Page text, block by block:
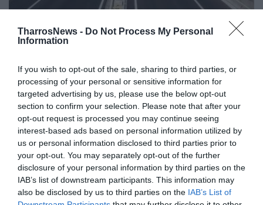
TharrosNews - Do Not Process My Personal
Information
If you wish to opt-out of the sale, sharing to third parties, or
processing of your personal or sensitive information for
targeted advertising by us, please use the below opt-out
section to confirm your selection. Please note that after your
opt-out request is processed you may continue seeing
interest-based ads based on personal information utilized by
us or personal information disclosed to third parties prior to
your opt-out. You may separately opt-out of the further
disclosure of your personal information by third parties on the
IAB’s list of downstream participants. This information may
also be disclosed by us to third parties on the IAB’s List of
Λαϊκή Συσπείρωση Πελοποννήσου:
του δρόμου Πάτρα – Πύργος»
«Για την κυβερνητική φιέστα στα εγκαίνια του
δρόμου Πάτρα - Πύργος» τοποθετούνται οι
περιφερειακοί σύμβουλοι της Λαϊκής
Συσπείρωσης...